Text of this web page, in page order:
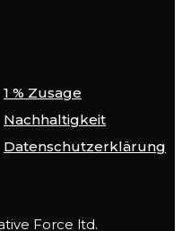
1 % Zusage
Nachhaltigkeit
Datenschutzerklärung
Force ltd.